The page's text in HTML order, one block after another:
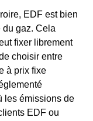
EDF est bien
du gaz. Cela
fixer librement
choisir entre
à prix fixe
les émissions de
EDF ou